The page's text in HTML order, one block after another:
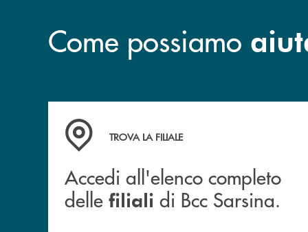
Come possiamo
Accedi all'elenco completo delle filiali di Bcc
TROVA LA FILIALE
Accedi all'elenco completo
delle filiali di Bcc Sarsina.